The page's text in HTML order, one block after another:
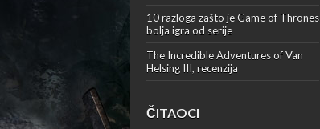
10 razloga zašto je Game of Thrones
bolja igra od serije
The Incredible Adventures of Van
Helsing III, recenzija
ČITAOCI